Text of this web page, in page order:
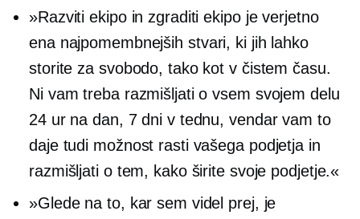
»Razviti ekipo in zgraditi ekipo je verjetno
ena najpomembnejših stvari, ki jih lahko
storite za svobodo, tako kot v čistem času.
Ni vam treba razmišljati o vsem svojem delu
24 ur na dan, 7 dni v tednu, vendar vam to
daje tudi možnost rasti vašega podjetja in
razmišljati o tem, kako širite svoje podjetje.«
»Glede na to, kar sem videl prej, je